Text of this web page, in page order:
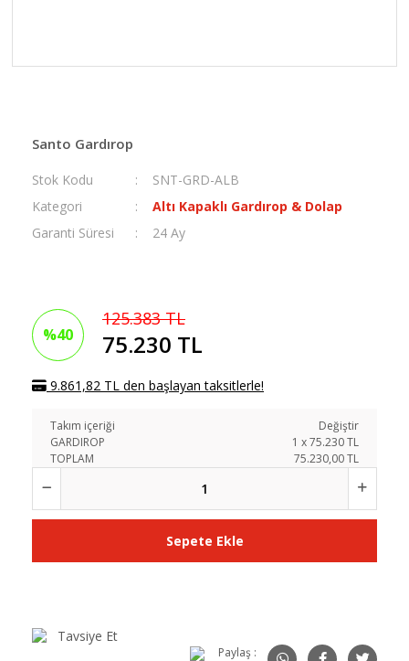
Santo Gardırop
Stok Kodu
SNT-GRD-ALB
Kategori
Altı Kapaklı Gardırop & Dolap
Garanti Süresi
24 Ay
%40
125.383 TL
75.230 TL
9.861,82 TL den başlayan taksitlerle!
Takım içeriği
Değiştir
GARDIROP
1 x75.230TL
TOPLAM
75.230,00 TL
Sepete Ekle
Tavsiye Et
Paylaş :